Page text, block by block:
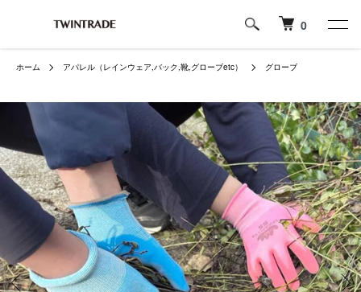
0
ホーム アパレル（レインウェア,バック,靴,グローブetc） グローブ